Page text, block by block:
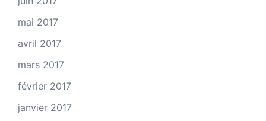
mai 2017
avril 2017
mars 2017
février 2017
janvier 2017